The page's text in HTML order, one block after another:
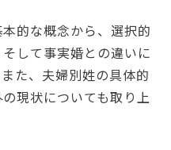
的な概念から、選択的
して事実婚との違いに
た、夫婦別姓の具体的
現状についても取り上